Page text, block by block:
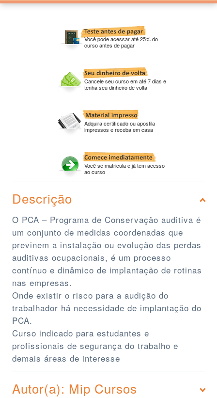
Você pode acessar até 25% do
curso antes de pagar
Cancele seu curso em até 7 dias e
tenha seu dinheiro de volta
Adquira certificado ou apostila
impressos e receba em casa
Você se matricula e já tem acesso
ao curso
Descrição
O PCA – Programa de Conservação auditiva é
um conjunto de medidas coordenadas que
previnem a instalação ou evolução das perdas
auditivas ocupacionais, é um processo
contínuo e dinâmico de implantação de rotinas
nas empresas.
Onde existir o risco para a audição do
trabalhador há necessidade de implantação do
PCA.
Curso indicado para estudantes e
profissionais de segurança do trabalho e
demais áreas de interesse
Autor(a): Mip Cursos